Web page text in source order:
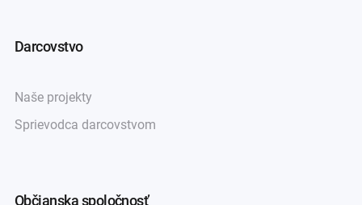
Darcovstvo
Naše projekty
Sprievodca darcovstvom
Občianska spoločnosť